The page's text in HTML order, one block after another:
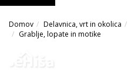
Domov Delavnica, vrt in okolica
Grablje, lopate in motike